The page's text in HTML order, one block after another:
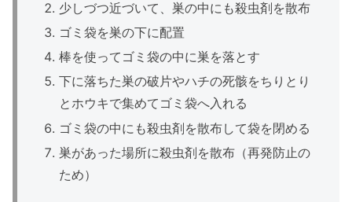
少しづつ近づいて、巣の中にも殺虫剤を散布
ゴミ袋を巣の下に配置
棒を使ってゴミ袋の中に巣を落とす
下に落ちた巣の破片やハチの死骸をちりとり
とホウキで集めてゴミ袋へ入れる
ゴミ袋の中にも殺虫剤を散布して袋を閉める
巣があった場所に殺虫剤を散布（再発防止の
ため）